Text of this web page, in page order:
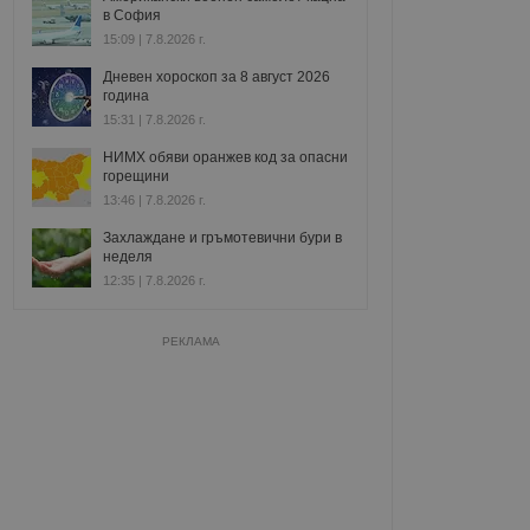
в София
15:09 | 7.8.2026 г.
Дневен хороскоп за 8 август 2026
година
15:31 | 7.8.2026 г.
НИМХ обяви оранжев код за опасни
горещини
13:46 | 7.8.2026 г.
Захлаждане и гръмотевични бури в
неделя
12:35 | 7.8.2026 г.
РЕКЛАМА